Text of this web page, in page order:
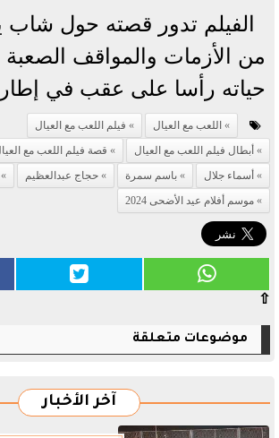
الفيلم تدور قصته حول شاب
من الأزمات والمواقف الصعبة
حياته رأسا على عقب في
اللعب مع العيال
فيلم اللعب مع العيال
أبطال فيلم اللعب مع العيال
قصة فيلم اللعب مع
أسماء جلال
باسم سمرة حجاج عبدالعظيم
موسم أفلام عيد الأضحى 2024
⇧
موضوعات متعلقة
آخر الأخبار